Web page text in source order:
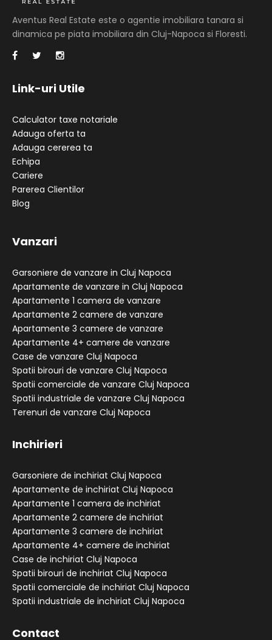
Aventus Real Estate este o agentie imobiliara tanara si
dinamica pe piata imobiliara din Cluj-Napoca si Floresti.
Link-uri Utile
Calculator taxe notariale
Adauga oferta ta
Adauga cererea ta
Echipa
Cariere
Parerea Clientilor
Blog
Vanzari
Garsoniere de vanzare in Cluj Napoca
Apartamente de vanzare in Cluj Napoca
Apartamente 1 camera de vanzare
Apartamente 2 camere de vanzare
Apartamente 3 camere de vanzare
Apartamente 4+ camere de vanzare
Case de vanzare Cluj Napoca
Spatii birouri de vanzare Cluj Napoca
Spatii comerciale de vanzare Cluj Napoca
Spatii industriale de vanzare Cluj Napoca
Terenuri de vanzare Cluj Napoca
Inchirieri
Garsoniere de inchiriat Cluj Napoca
Apartamente de inchiriat Cluj Napoca
Apartamente 1 camera de inchiriat
Apartamente 2 camere de inchiriat
Apartamente 3 camere de inchiriat
Apartamente 4+ camere de inchiriat
Case de inchiriat Cluj Napoca
Spatii birouri de inchiriat Cluj Napoca
Spatii comerciale de inchiriat Cluj Napoca
Spatii industriale de inchiriat Cluj Napoca
Contact